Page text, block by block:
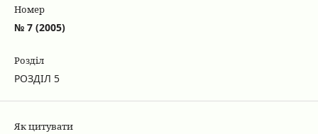
Номер
№ 7 (2005)
Розділ
РОЗДІЛ 5
Як цитувати